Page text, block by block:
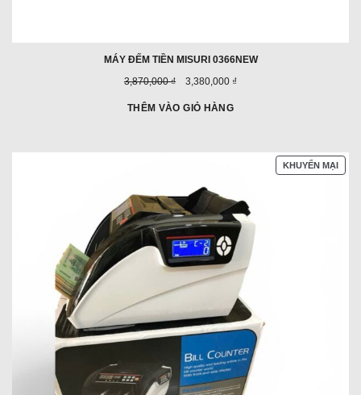
MÁY ĐẾM TIỀN MISURI 0366NEW
Giá
3,870,000 ₫
Giá
3,380,000 ₫
THÊM VÀO GIỎ HÀNG
KHUYẾN MẠISẢN